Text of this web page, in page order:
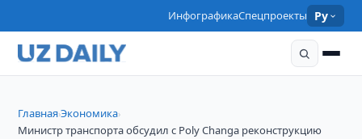
ИнфографикаСпецпроекты Ру
Главная›Экономика›
Министр транспорта обсудил с Poly Changa реконструкцию